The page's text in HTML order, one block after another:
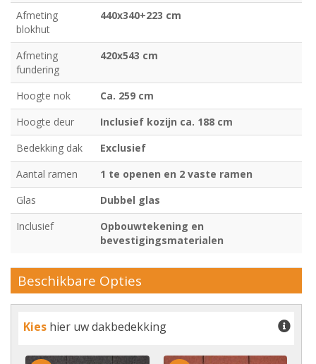
Afmeting
blokhut
440x340+223 cm
Afmeting
fundering
420x543 cm
Hoogte nok
Ca. 259 cm
Hoogte deur
Inclusief kozijn ca. 188 cm
Bedekking dak
Exclusief
Aantal ramen
1 te openen en 2 vaste ramen
Glas
Dubbel glas
Inclusief
Opbouwtekening en
bevestigingsmaterialen
Beschikbare Opties
Kies hier uw dakbedekking